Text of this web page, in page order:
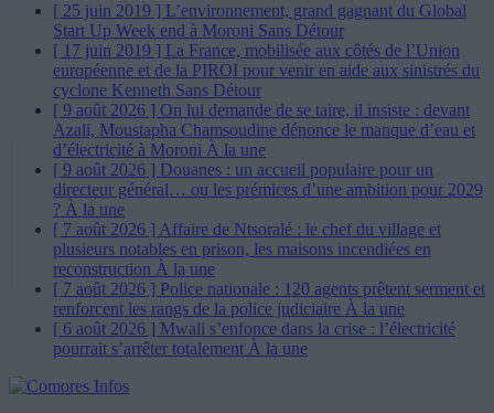
[ 25 juin 2019 ] L’environnement, grand gagnant du Global
Start Up Week end à Moroni Sans Détour
[ 17 juin 2019 ] La France, mobilisée aux côtés de l’Union
européenne et de la PIROI pour venir en aide aux sinistrés du
cyclone Kenneth Sans Détour
[ 9 août 2026 ] On lui demande de se taire, il insiste : devant
Azali, Moustapha Chamsoudine dénonce le manque d’eau et
d’électricité à Moroni À la une
[ 9 août 2026 ] Douanes : un accueil populaire pour un
directeur général… ou les prémices d’une ambition pour 2029
? À la une
[ 7 août 2026 ] Affaire de Ntsoralé : le chef du village et
plusieurs notables en prison, les maisons incendiées en
reconstruction À la une
[ 7 août 2026 ] Police nationale : 120 agents prêtent serment et
renforcent les rangs de la police judiciaire À la une
[ 6 août 2026 ] Mwali s’enfonce dans la crise : l’électricité
pourrait s’arrêter totalement À la une